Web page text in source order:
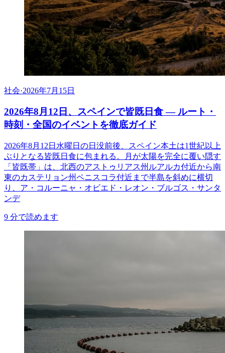
社会·2026年7月15日
2026年8月12日、スペインで皆既日食 ― ルート・
時刻・全国のイベントを徹底ガイド
2026年8月12日水曜日の日没前後、スペイン本土は1世紀以上
ぶりとなる皆既日食に包まれる。月が太陽を完全に覆い隠す
「皆既帯」は、北西のアストゥリアス州ルアルカ付近から南
東のカステリョン州ペニスコラ付近まで半島を斜めに横切
り、ア・コルーニャ・オビエド・レオン・ブルゴス・サンタ
ンデ
9 分で読めます